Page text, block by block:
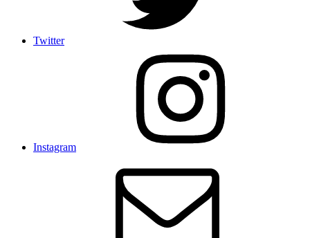
Twitter
Instagram